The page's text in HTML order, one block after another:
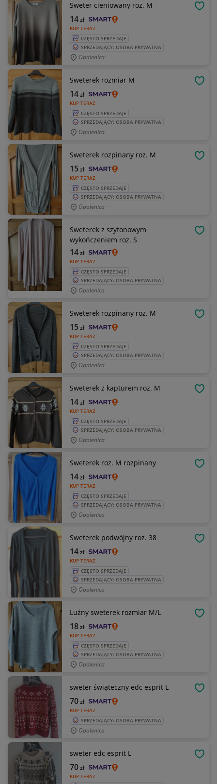
Sweter cieniowany roz. M
KUP TERAZ
14zł
CZĘSTO SPRZEDAJE
SPRZEDAJĄCY: OSOBA PRYWATNA
Opalenica
Sweterek rozmiar M
KUP TERAZ
14zł
CZĘSTO SPRZEDAJE
SPRZEDAJĄCY: OSOBA PRYWATNA
Opalenica
Sweterek rozpinany roz. M
KUP TERAZ
15zł
CZĘSTO SPRZEDAJE
SPRZEDAJĄCY: OSOBA PRYWATNA
Opalenica
Sweterek z szyfonowym
wykończeniem roz. S
KUP TERAZ
14zł
CZĘSTO SPRZEDAJE
SPRZEDAJĄCY: OSOBA PRYWATNA
Opalenica
Sweterek rozpinany roz. M
KUP TERAZ
15zł
CZĘSTO SPRZEDAJE
SPRZEDAJĄCY: OSOBA PRYWATNA
Opalenica
Sweterek z kapturem roz. M
KUP TERAZ
14zł
CZĘSTO SPRZEDAJE
SPRZEDAJĄCY: OSOBA PRYWATNA
Opalenica
Sweterek roz. M rozpinany
KUP TERAZ
14zł
CZĘSTO SPRZEDAJE
SPRZEDAJĄCY: OSOBA PRYWATNA
Opalenica
Sweterek podwójny roz. 38
KUP TERAZ
14zł
CZĘSTO SPRZEDAJE
SPRZEDAJĄCY: OSOBA PRYWATNA
Opalenica
Luźny sweterek rozmiar M/L
KUP TERAZ
18zł
CZĘSTO SPRZEDAJE
SPRZEDAJĄCY: OSOBA PRYWATNA
Opalenica
sweter świąteczny edc esprit L
KUP TERAZ
70zł
SPRZEDAJĄCY: OSOBA PRYWATNA
Opalenica
sweter edc esprit L
KUP TERAZ
70zł